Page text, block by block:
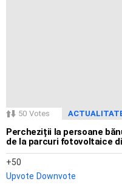
50 Votes
Percheziții la persoane
de la parcuri fotovoltaice
50
Upvote Downvote